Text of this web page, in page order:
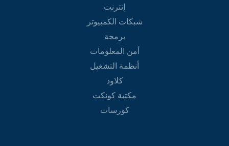
إنترنت
شبكات الكمبيوتر
برمجة
أمن المعلومات
أنظمة التشغيل
كلاود
مكتبة كونكت
كورسات